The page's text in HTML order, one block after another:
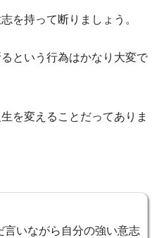
を持って断りましょう。
という行為はかなり大変で
を変えることだってありま
言いながら自分の強い意志